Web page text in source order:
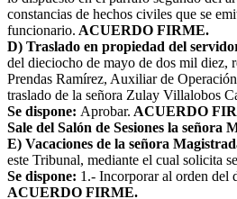
constancias de hechos civiles que se
funcionario. ACUERDO FIRME.
D) Traslado en propiedad del
del dieciocho de mayo de dos mil diez,
Prendas Ramírez, Auxiliar de
traslado de la señora Zulay Villalobos
Se dispone: Aprobar. ACUERDO
Sale del Salón de Sesiones la
E) Vacaciones de la señora
este Tribunal, mediante el cual solicita
Se dispone: 1.- Incorporar al orden del
ACUERDO FIRME.